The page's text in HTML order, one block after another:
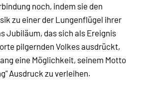
noch, indem sie den
zu einer der Lungenflügel ihrer
Jubiläum, das sich als Ereignis
pilgernden Volkes ausdrückt,
eine Möglichkeit, seinem Motto
Ausdruck zu verleihen.